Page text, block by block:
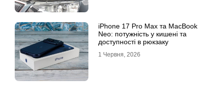
iPhone 17 Pro Max та MacBook
Neo: потужність у кишені та
доступності в рюкзаку
1 Червня, 2026